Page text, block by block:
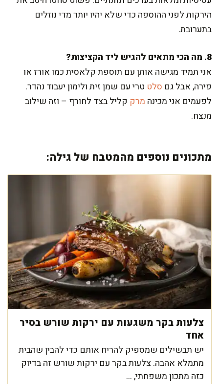
הירקות לפני ההוספה כדי שלא יהיו יותר מדי נוזלים
בתערובת.
8. מה הכי מתאים להגיש ליד הקציצות?
אני תמיד מגישה אותן עם תוספת קלאסית כמו אורז או
פירה, אבל גם סלט טרי עם שמן זית ולימון יעבוד נהדר.
לפעמים אני מכינה מרק קליל בצד לחורף – וזה שילוב
מנצח.
מתכונים נוספים מהמטבח של גילה:
צלעות בקר משגעות עם ירקות שורש בסיר
אחד
יש תבשילים שמספיק להריח אותם כדי להבין שהבית
מתמלא אהבה. צלעות בקר עם ירקות שורש זה בדיוק
כזה מתכון משפחתי, ...